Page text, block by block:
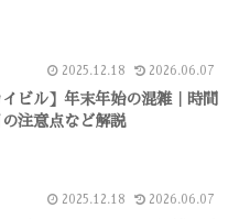
2025.12.18 2026.06.07
イビル】年末年始の混雑｜時間
注意点など解説
2025.12.18 2026.06.07